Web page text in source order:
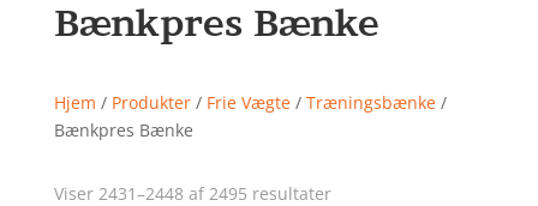
Bænkpres Bænke
Hjem / Produkter/ Frie Vægte/ Træningsbænke/
Bænkpres Bænke
Viser 2431–2448 af 2495 resultater